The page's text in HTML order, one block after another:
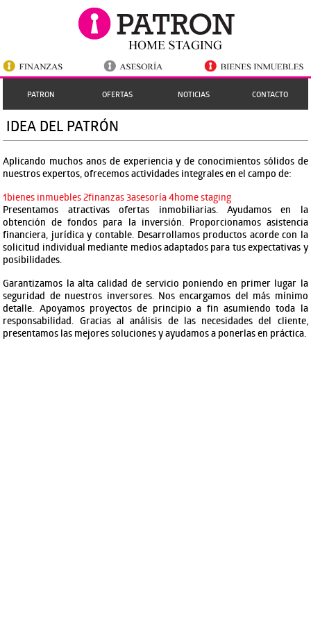
PATRON OFERTAS NOTICIAS CONTACTO
IDEA DEL PATRÓN
Aplicando muchos anos de experiencia y de conocimientos sólidos de
nuestros expertos, ofrecemos actividades integrales en el campo de:
1bienes inmuebles2finanzas3asesoría4home staging
Presentamos atractivas ofertas inmobiliarias. Ayudamos en la
obtención de fondos para la inversión. Proporcionamos asistencia
financiera, jurídica y contable. Desarrollamos productos acorde con la
solicitud individual mediante medios adaptados para tus expectativas y
posibilidades.
Garantizamos la alta calidad de servicio poniendo en primer lugar la
seguridad de nuestros inversores. Nos encargamos del más mínimo
detalle. Apoyamos proyectos de principio a fin asumiendo toda la
responsabilidad. Gracias al análisis de las necesidades del cliente,
presentamos las mejores soluciones y ayudamos a ponerlas en práctica.